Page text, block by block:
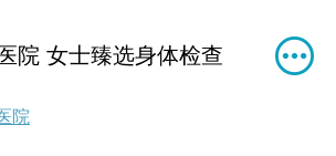
院 女士臻选身体检查
院